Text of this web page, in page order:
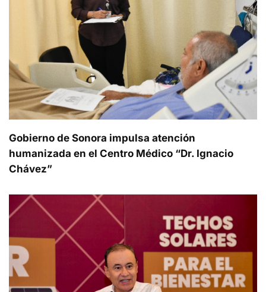
Gobierno de Sonora impulsa atención
humanizada en el Centro Médico “Dr. Ignacio
Chávez”